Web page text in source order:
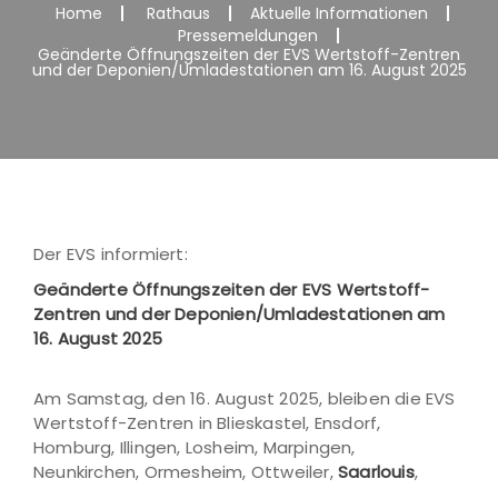
Home Rathaus
Aktuelle Informationen
Pressemeldungen
Geänderte Öffnungszeiten der EVS Wertstoff-Zentren
und der Deponien/Umladestationen am 16. August 2025
Der EVS informiert:
Geänderte Öffnungszeiten der EVS Wertstoff-
Zentren und der Deponien/Umladestationen am
16. August 2025
Am Samstag, den 16. August 2025, bleiben die EVS
Wertstoff-Zentren in Blieskastel, Ensdorf,
Homburg, Illingen, Losheim, Marpingen,
Neunkirchen, Ormesheim, Ottweiler,Saarlouis,